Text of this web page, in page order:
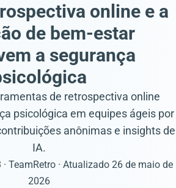
online e a
de bem-estar
a segurança
de retrospectiva online
psicológica em equipes ágeis por
anônimas e insights de
IA.
· TeamRetro· Atualizado 26 de maio de
2026